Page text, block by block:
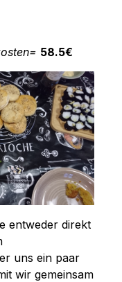
58.5€
entweder direkt
uns ein paar
wir gemeinsam